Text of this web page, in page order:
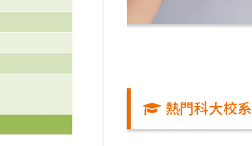
熱門科大校系